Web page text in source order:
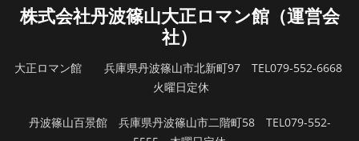
株式会社丹波篠山大正ロマン館（運営会
社）
大正ロマン館 兵庫県丹波篠山市北新町97 TEL079-552-6668
火曜日定休
丹波篠山百景館 兵庫県丹波篠山市二階町58 TEL079-552-